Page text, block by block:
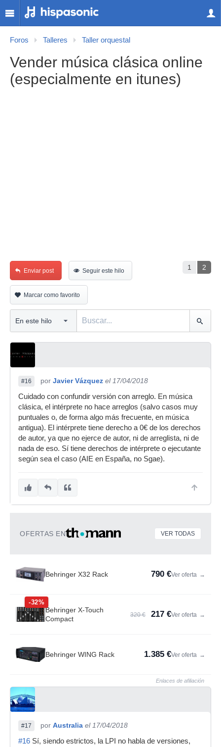
Foros Talleres Taller orquestal
Vender música clásica online
(especialmente en itunes)
1 2
Enviar post Seguir este hilo
Marcar como favorito
#16 por Javier Vázquez el 17/04/2018
Cuidado con confundir versión con arreglo. En música
clásica, el intérprete no hace arreglos (salvo casos muy
puntuales o, de forma algo más frecuente, en música
antigua). El intérprete tiene derecho a 0€ de los derechos
de autor, ya que no ejerce de autor, ni de arreglista, ni de
nada de eso. Sí tiene derechos de intérprete o ejecutante
según sea el caso (AIE en España, no Sgae).
OFERTAS EN VER TODAS
Behringer X32 Rack 790 €Ver oferta →
-32%
Behringer X-Touch
Compact
320 € 217 €Ver oferta →
Behringer WING Rack 1.385 €Ver oferta →
Enlaces de afiliación
#17 por Australia el 17/04/2018
#16 Sí, siendo estrictos, la LPI no habla de versiones,